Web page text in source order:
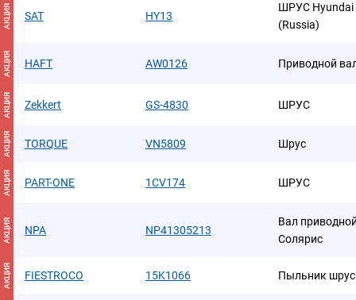
АКЦИЯ SAT HY13
ШРУС Hyundai
(Russia)
АКЦИЯ HAFT AW0126 Приводной
АКЦИЯ Zekkert GS-4830 ШРУС
АКЦИЯ TORQUE VN5809 Шрус
АКЦИЯ PART-ONE 1CV174 ШРУС
АКЦИЯ NPA NP41305213
Вал
Солярис
АКЦИЯ FIESTROCO 15K1066 Пыльник